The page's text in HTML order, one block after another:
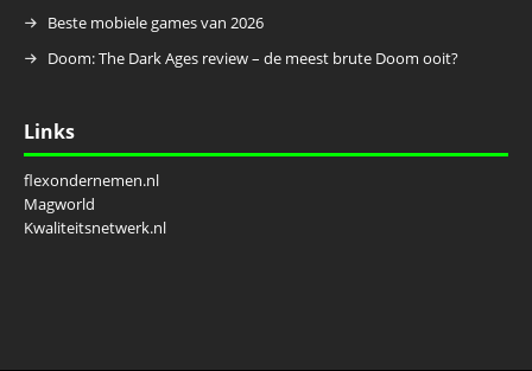
Beste mobiele games van 2026
Doom: The Dark Ages review – de meest brute Doom ooit?
Links
flexondernemen.nl
Magworld
Kwaliteitsnetwerk.nl